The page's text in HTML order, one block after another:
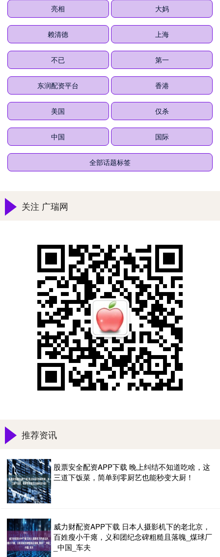
亮相 大妈
赖清德 上海
不已 第一
东润配资平台 香港
美国 仅杀
中国 国际
全部话题标签
关注 广瑞网
推荐资讯
股票安全配资APP下载 晚上纠结不知道吃啥，这
三道下饭菜，简单到零厨艺也能秒变大厨！
威力财配资APP下载 日本人摄影机下的老北京，
百姓瘦小干瘪，义和团纪念碑粗糙且落魄_煤球厂
_中国_车夫